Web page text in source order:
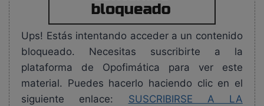
Ups! Estás intentando acceder a un contenido
bloqueado. Necesitas suscribirte a la
plataforma de Opofimática para ver este
material. Puedes hacerlo haciendo clic en el
siguiente enlace: SUSCRIBIRSE A LA